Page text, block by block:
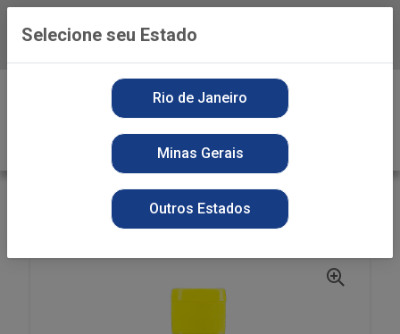
Baixe já o APP da Playvender
DOCES
SECOS
COBERTURA SENNINHA CEPERA 200G CARAMELO
Selecione seu Estado
Rio de Janeiro
Minas Gerais
Outros Estados